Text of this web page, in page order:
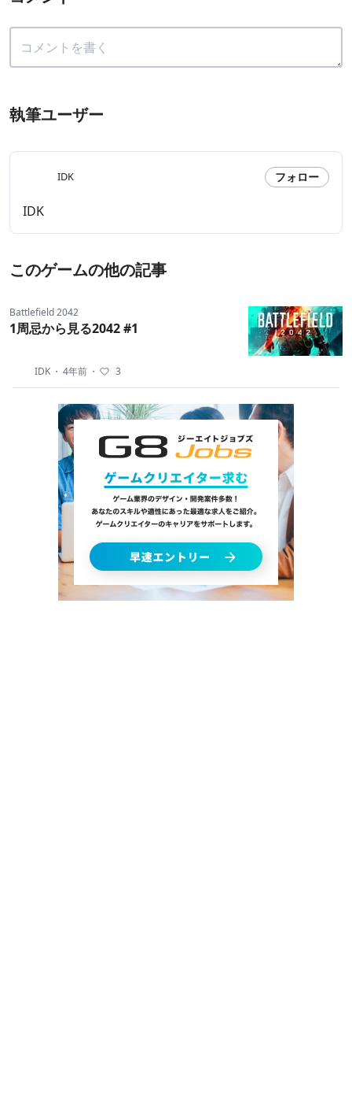
執筆ユーザー
IDK フォロー
IDK
このゲームの他の記事
Battlefield 2042
1周忌から見る2042 #1
IDK ・ 4年前 ・ 3